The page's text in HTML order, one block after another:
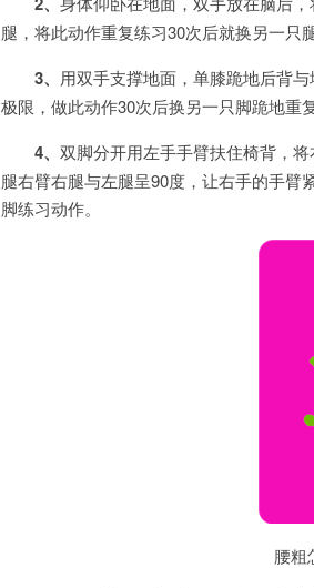
腿，将此动作重复练习30次后就换另一只
3、 用双手支撑地面，单膝跪地后背
极限，做此动作30次后换另一只脚跪地重
4、 双脚分开用左手手臂扶住椅背，
腿右臂右腿与左腿呈90度，让右手的手臂
脚练习动作。
腰粗